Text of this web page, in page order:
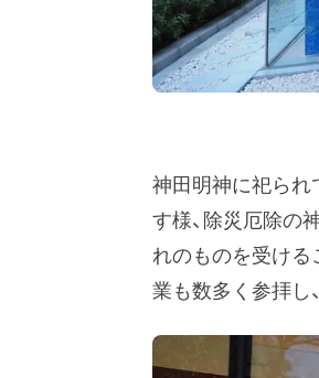
神田明神に祀られ
す様、除災厄除の
れのものを受ける
業も数多く参拝し